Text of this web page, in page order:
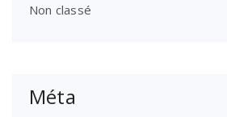
Non classé
Méta